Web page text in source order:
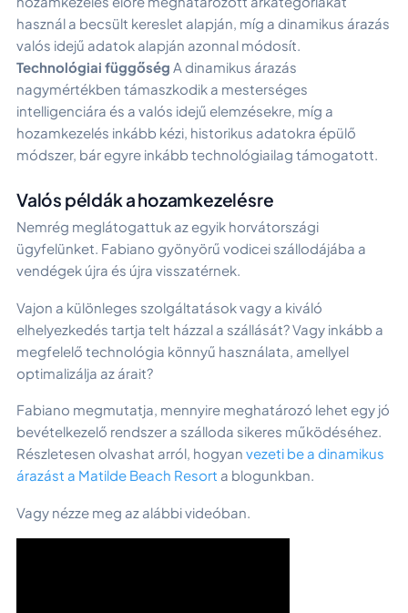
használ a becsült kereslet alapján, míg a dinamikus árazás
valós idejű adatok alapján azonnal módosít.
Technológiai függőség A dinamikus árazás
nagymértékben támaszkodik a mesterséges
intelligenciára és a valós idejű elemzésekre, míg a
hozamkezelés inkább kézi, historikus adatokra épülő
módszer, bár egyre inkább technológiailag támogatott.
Valós példák a hozamkezelésre
Nemrég meglátogattuk az egyik horvátországi
ügyfelünket. Fabiano gyönyörű vodicei szállodájába a
vendégek újra és újra visszatérnek.
Vajon a különleges szolgáltatások vagy a kiváló
elhelyezkedés tartja telt házzal a szállását? Vagy inkább a
megfelelő technológia könnyű használata, amellyel
optimalizálja az árait?
Fabiano megmutatja, mennyire meghatározó lehet egy jó
bevételkezelő rendszer a szálloda sikeres működéséhez.
Részletesen olvashat arról, hogyan vezeti be a dinamikus
árazást a Matilde Beach Resort a blogunkban.
Vagy nézze meg az alábbi videóban.